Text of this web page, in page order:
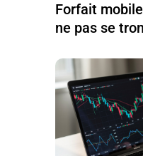
Forfait
ne pas se